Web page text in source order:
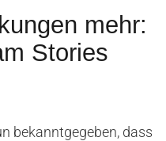
mehr:
Stories
bekanntgegeben, dass